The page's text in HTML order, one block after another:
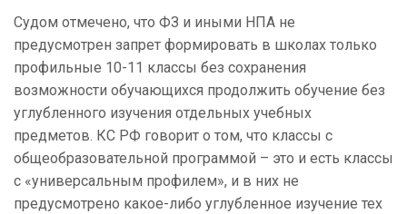
Судом отмечено, что ФЗ и иными НПА не
предусмотрен запрет формировать в школах только
профильные 10-11 классы без сохранения
возможности обучающихся продолжить обучение без
углубленного изучения отдельных учебных
предметов. КС РФ говорит о том, что классы с
общеобразовательной программой – это и есть классы
с «универсальным профилем», и в них не
предусмотрено какое-либо углубленное изучение тех